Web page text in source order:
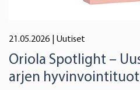
21.05.2026 | Uutiset
Oriola Spotlight –
arjen